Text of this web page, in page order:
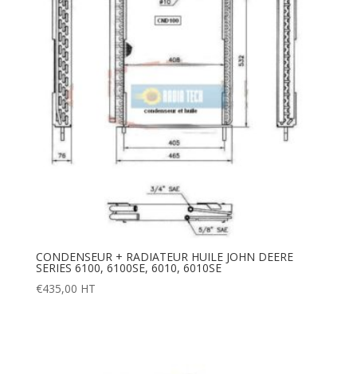
CONDENSEUR + RADIATEUR HUILE JOHN DEERE
SERIES 6100, 6100SE, 6010, 6010SE
€435,00 HT